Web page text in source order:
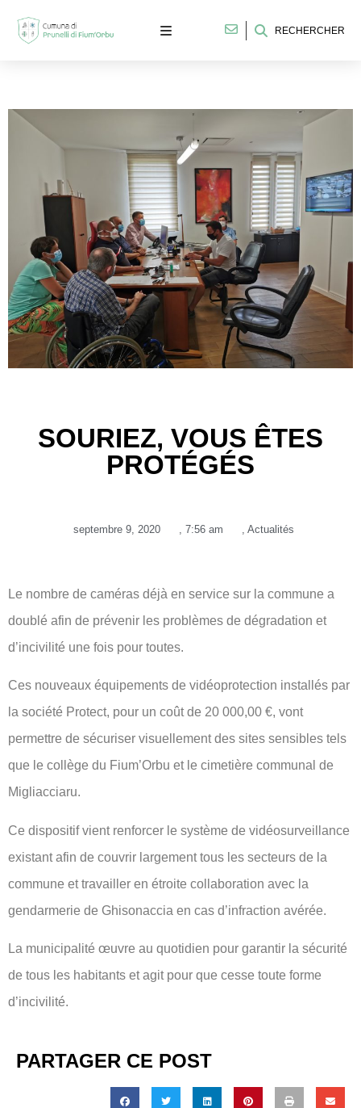
RECHERCHER
SOURIEZ, VOUS ÊTES
PROTÉGÉS
septembre 9, 2020 , 7:56 am , Actualités
Le nombre de caméras déjà en service sur la commune a
doublé afin de prévenir les problèmes de dégradation et
d’incivilité une fois pour toutes.
Ces nouveaux équipements de vidéoprotection installés par
la société Protect, pour un coût de 20 000,00 €, vont
permettre de sécuriser visuellement des sites sensibles tels
que le collège du Fium’Orbu et le cimetière communal de
Migliacciaru.
Ce dispositif vient renforcer le système de vidéosurveillance
existant afin de couvrir largement tous les secteurs de la
commune et travailler en étroite collaboration avec la
gendarmerie de Ghisonaccia en cas d’infraction avérée.
La municipalité œuvre au quotidien pour garantir la sécurité
de tous les habitants et agit pour que cesse toute forme
d’incivilité.
PARTAGER CE POST